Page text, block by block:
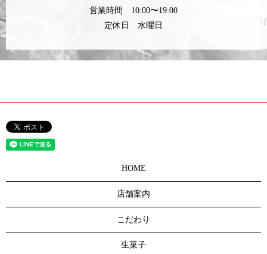
営業時間 10:00〜19:00
定休日 水曜日
HOME
店舗案内
こだわり
生菓子